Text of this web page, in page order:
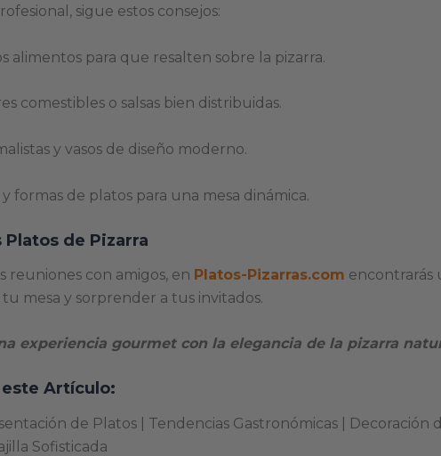
sigue estos consejos:
alimentos para que resalten sobre la pizarra.
comestibles o salsas bien distribuidas.
y vasos de diseño moderno.
formas de platos para una mesa dinámica.
de Pizarra
reuniones con amigos, en Platos-Pizarras.com encontrarás
mesa y sorprender a tus invitados.
experiencia gourmet con la elegancia de la pizarra
este Artículo:
de Platos | Tendencias Gastronómicas | Decoración
Sofisticada